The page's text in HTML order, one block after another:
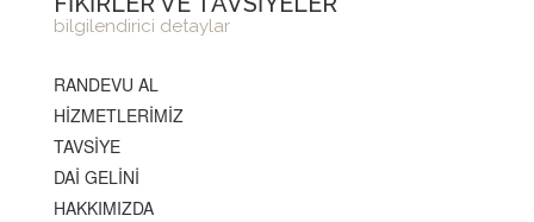
bilgilendirici detaylar
RANDEVU AL
HİZMETLERİMİZ
TAVSİYE
DAİ GELİNİ
HAKKIMIZDA